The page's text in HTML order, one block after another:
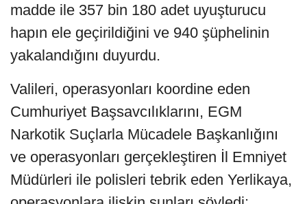
madde ile 357 bin 180 adet uyuşturucu
hapın ele geçirildiğini ve 940 şüphelinin
yakalandığını duyurdu.
Valileri, operasyonları koordine eden
Cumhuriyet Başsavcılıklarını, EGM
Narkotik Suçlarla Mücadele Başkanlığını
ve operasyonları gerçekleştiren İl Emniyet
Müdürleri ile polisleri tebrik eden Yerlikaya,